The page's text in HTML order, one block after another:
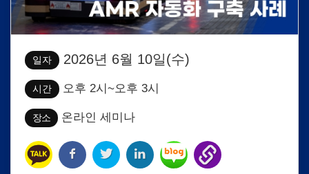
일자 2026년 6월 10일(수)
시간 오후 2시~오후 3시
장소 온라인 세미나